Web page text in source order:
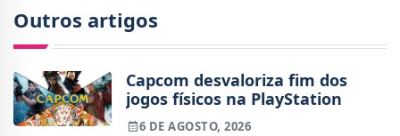
Outros artigos
Capcom desvaloriza fim dos
jogos físicos na PlayStation
6 DE AGOSTO, 2026